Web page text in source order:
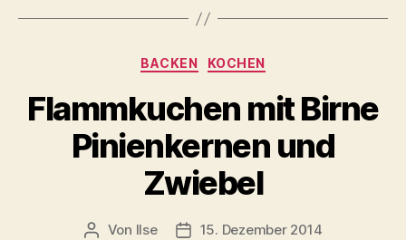
Kategorien
BACKEN KOCHEN
Flammkuchen mit Birne
Pinienkernen und
Zwiebel
Beitragsautor
Von Ilse Beitragsdatum
15. Dezember 2014